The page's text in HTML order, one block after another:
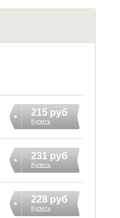
215 руб
Купить
231 руб
Купить
228 руб
Купить